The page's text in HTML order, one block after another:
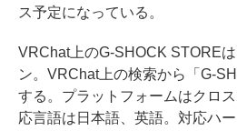
ス予定になっている。
VRChat上のG-SHOCK STORE
ン。VRChat上の検索から「G-
する。プラットフォームはクロ
応言語は日本語、英語。対応ハ